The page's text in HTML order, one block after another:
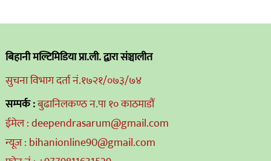
बिहानी मल्टिमिडिया प्रा.ली. द्वारा संञ्चालीत
सुचना विभाग दर्ता नं.१७२१/०७३/७४
सम्पर्क :बुढानिलकण्ठ न.पा १० काठमाडौं
ईमेल : deependrasarum@gmail.com
न्यूज : bihanionline90@gmail.com